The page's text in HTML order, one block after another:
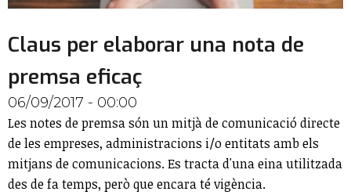
Claus per elaborar una nota de
premsa eficaç
06/09/2017 - 00:00
Les notes de premsa són un mitjà de comunicació directe
de les empreses, administracions i/o entitats amb els
mitjans de comunicacions. Es tracta d'una eina utilitzada
des de fa temps, però que encara té vigència.